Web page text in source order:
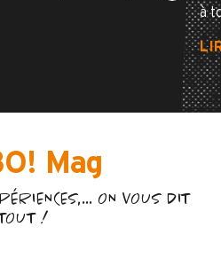
à
Mag
ON VOUS DIT
!